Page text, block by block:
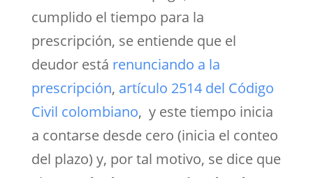
cumplido el tiempo para la
prescripción, se entiende que el
deudor está renunciando a la
prescripción, artículo 2514 del Código
Civil colombiano, y este tiempo inicia
a contarse desde cero (inicia el conteo
del plazo) y, por tal motivo, se dice que